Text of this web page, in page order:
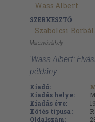
Wass Albert
SZERKESZTŐ
Szabolcsi
Marosvásárhely
'Wass Albert:
példány
Kiadó:
Kiadás helye:
Kiadás éve:
Kötés típusa:
Oldalszám: